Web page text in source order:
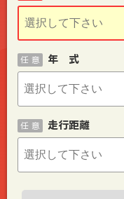
年 式
任 意
走行距離
任 意